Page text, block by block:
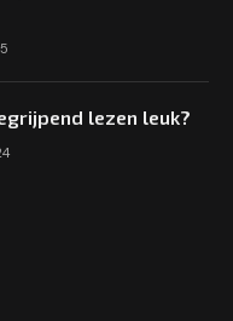
lezen leuk?